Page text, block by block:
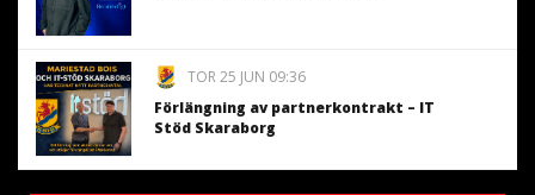
TOR 25 JUN 09:36
Förlängning av partnerkontrakt – IT
Stöd Skaraborg